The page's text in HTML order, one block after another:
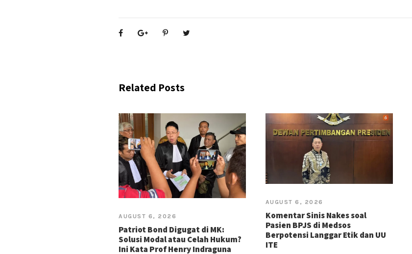
Related Posts
AUGUST 6, 2026
Patriot Bond Digugat di MK:
Solusi Modal atau Celah Hukum?
Ini Kata Prof Henry Indraguna
AUGUST 6, 2026
Komentar Sinis Nakes soal
Pasien BPJS di Medsos
Berpotensi Langgar Etik dan UU
ITE